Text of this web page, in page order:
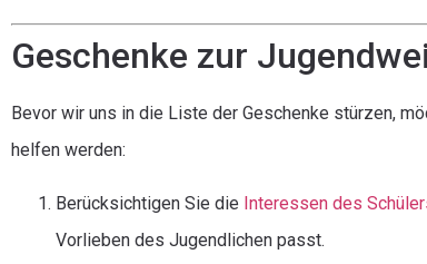
Geschenke zur
Bevor wir uns in die Liste der Geschenke stürzen,
helfen werden:
Berücksichtigen Sie die Interessen des
Vorlieben des Jugendlichen passt.